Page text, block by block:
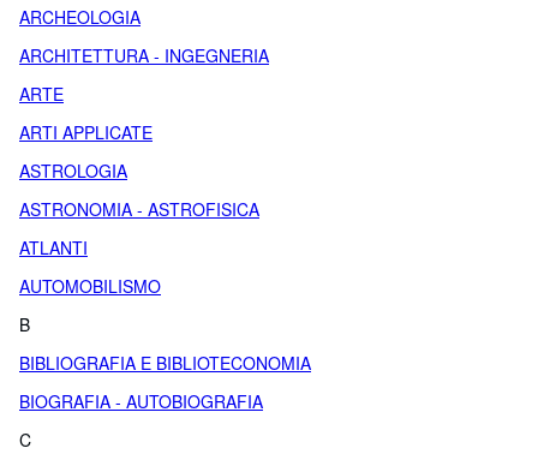
ARCHEOLOGIA
ARCHITETTURA - INGEGNERIA
ARTE
ARTI APPLICATE
ASTROLOGIA
ASTRONOMIA - ASTROFISICA
ATLANTI
AUTOMOBILISMO
B
BIBLIOGRAFIA E BIBLIOTECONOMIA
BIOGRAFIA - AUTOBIOGRAFIA
C